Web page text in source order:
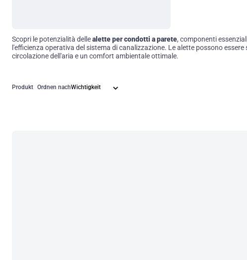
Scopri le potenzialità dellealette per condotti a parete, componenti
l'efficienza operativa del sistema di canalizzazione. Le alette possono
circolazione dell'aria e un comfort ambientale ottimale.
Produkt Ordnen nach